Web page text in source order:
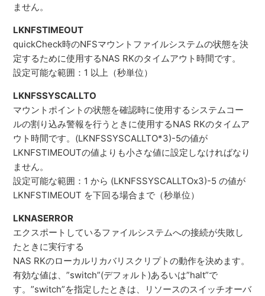
ません。
LKNFSTIMEOUT
quickCheck時のNFSマウントファイルシステムの状態を決
定するために使用するNAS RKのタイムアウト時間です。
設定可能な範囲：1 以上（秒単位）
LKNFSSYSCALLTO
マウントポイントの状態を確認時に使用するシステムコー
ルの割り込み警報を行うときに使用するNAS RKのタイムア
ウト時間です。(LKNFSSYSCALLTO*3)-5の値が
LKNFSTIMEOUTの値よりも小さな値に設定しなければなり
ません。
設定可能な範囲：1 から (LKNFSSYSCALLTOx3)-5 の値が
LKNFSTIMEOUT を下回る場合まで（秒単位）
LKNASERROR
エクスポートしているファイルシステムへの接続が失敗し
たときに実行する
NAS RKのローカルリカバリスクリプトの動作を決めます。
有効な値は、”switch”(デフォルト)あるいは”halt”で
す。”switch”を指定したときは、リソースのスイッチオーバ